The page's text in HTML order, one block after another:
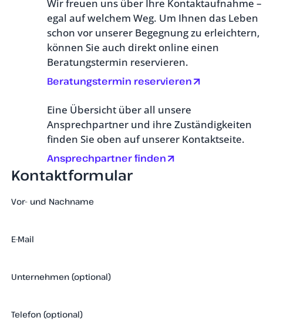
Wir freuen uns über Ihre Kontaktaufnahme –
egal auf welchem Weg. Um Ihnen das Leben
schon vor unserer Begegnung zu erleichtern,
können Sie auch direkt online einen
Beratungstermin reservieren.
Beratungstermin reservieren
Eine Übersicht über all unsere
Ansprechpartner und ihre Zuständigkeiten
finden Sie oben auf unserer Kontaktseite.
Ansprechpartner finden
Kontaktformular
Vor- und Nachname
E-Mail
Unternehmen (optional)
Telefon (optional)